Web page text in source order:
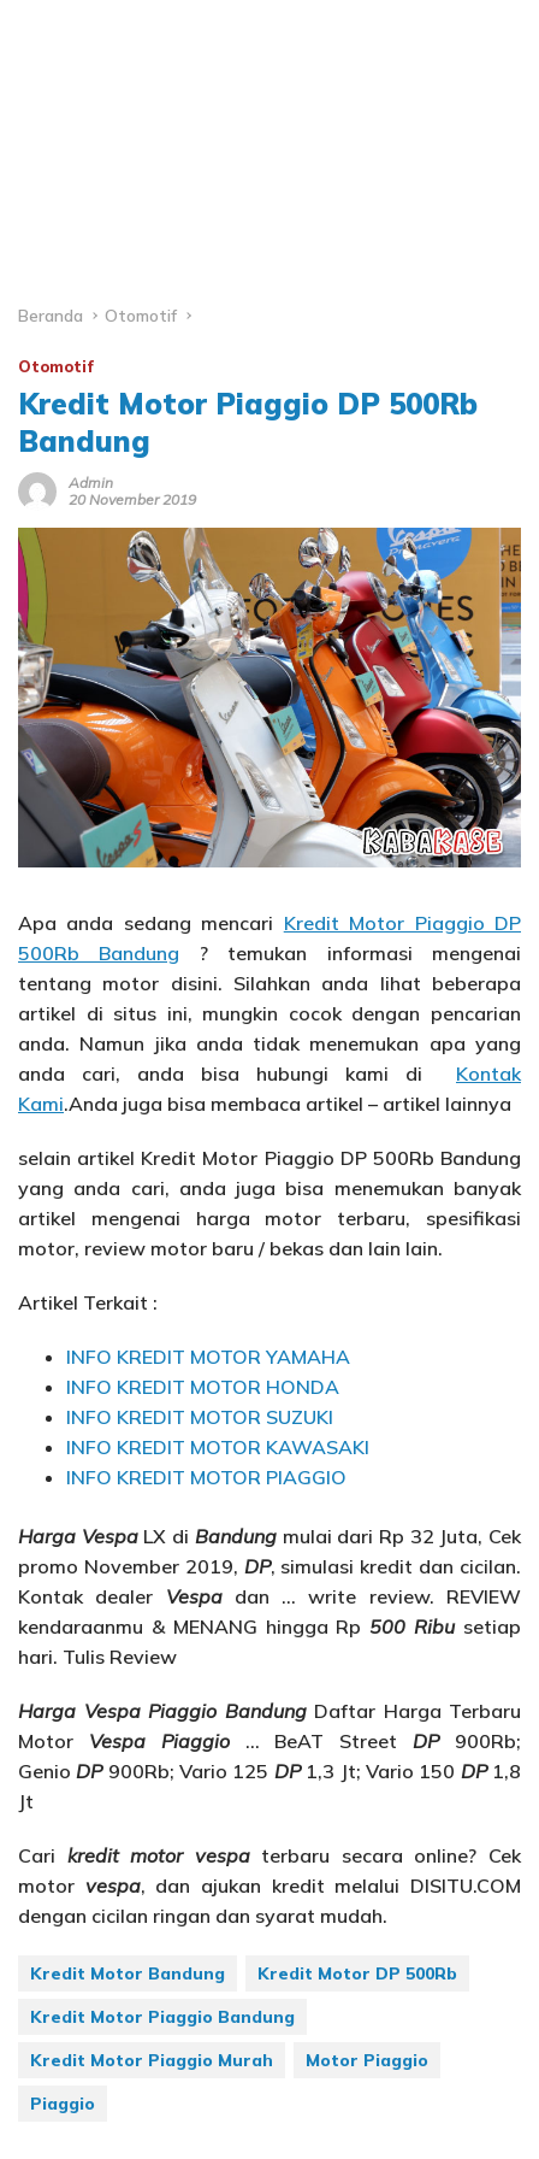
Beranda Otomotif
Otomotif
Kredit Motor Piaggio DP 500Rb
Bandung
Admin
20 November 2019
Apa anda sedang mencari Kredit Motor Piaggio DP
500Rb Bandung ? temukan informasi mengenai
tentang motor disini. Silahkan anda lihat beberapa
artikel di situs ini, mungkin cocok dengan pencarian
anda. Namun jika anda tidak menemukan apa yang
anda cari, anda bisa hubungi kami di Kontak
Kami.Anda juga bisa membaca artikel – artikel lainnya
selain artikel Kredit Motor Piaggio DP 500Rb Bandung
yang anda cari, anda juga bisa menemukan banyak
artikel mengenai harga motor terbaru, spesifikasi
motor, review motor baru / bekas dan lain lain.
Artikel Terkait :
INFO KREDIT MOTOR YAMAHA
INFO KREDIT MOTOR HONDA
INFO KREDIT MOTOR SUZUKI
INFO KREDIT MOTOR KAWASAKI
INFO KREDIT MOTOR PIAGGIO
Harga VespaLX di Bandungmulai dari Rp 32 Juta, Cek
promo November 2019, DP, simulasi kredit dan cicilan.
Kontak dealer Vespadan … write review. REVIEW
kendaraanmu & MENANG hingga Rp 500 Ribusetiap
hari. Tulis Review
Harga Vespa Piaggio BandungDaftar Harga Terbaru
Motor Vespa Piaggio… BeAT StreetDP900Rb;
GenioDP900Rb; Vario 125 DP1,3 Jt; Vario 150 DP1,8
Jt
Cari kredit motor vespaterbaru secara online? Cek
motor vespa, dan ajukan kredit melalui DISITU.COM
dengan cicilan ringan dan syarat mudah.
Kredit Motor Bandung
Kredit Motor DP 500Rb
Kredit Motor Piaggio Bandung
Kredit Motor Piaggio Murah
Motor Piaggio
Piaggio